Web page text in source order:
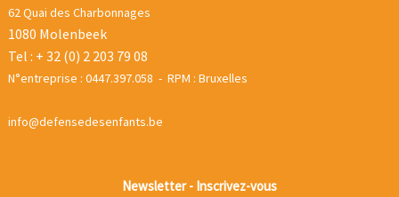
62 Quai des Charbonnages
1080 Molenbeek
Tel : + 32 (0) 2 203 79 08
N°entreprise : 0447.397.058 - RPM : Bruxelles
info@defensedesenfants.be
Newsletter - Inscrivez-vous